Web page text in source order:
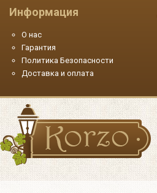
Информация
О нас
Гарантия
Политика Безопасности
Доставка и оплата